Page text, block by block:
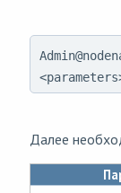
Далее